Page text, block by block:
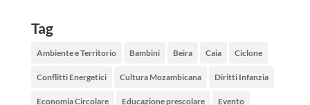
Tag
Ambiente e Territorio Bambini Beira Caia Ciclone
Conflitti Energetici Cultura Mozambicana Diritti Infanzia
Economia Circolare Educazione prescolare Evento